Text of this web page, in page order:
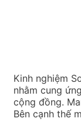
Kinh nghiệm
nhằm cung
cộng đồng.
Bên cạnh thế